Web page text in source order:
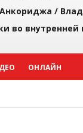
Анкориджа /
во
ОНЛАЙН